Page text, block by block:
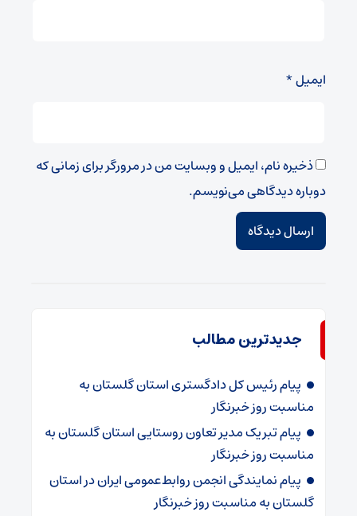
ایمیل*
ذخیره نام، ایمیل و وبسایت من در مرورگر برای زمانی که
دوباره دیدگاهی می‌نویسم.
جدیدترین مطالب
پیام رئیس کل دادگستری استان گلستان به
مناسبت روز خبرنگار
پیام تبریک مدیر تعاون روستایی استان گلستان به
مناسبت روز خبرنگار
پیام نمایندگی انجمن روابط‌عمومی ایران در استان
گلستان به مناسبت روز خبرنگار